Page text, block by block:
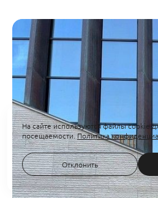
На сайте используются файлы cookie
посещаемости.Политика
Отклонить